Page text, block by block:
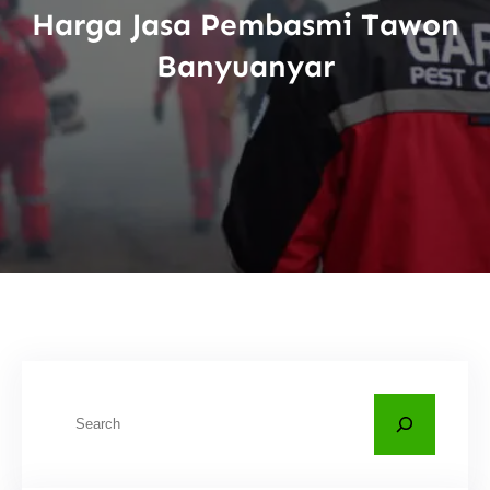
Harga Jasa Pembasmi Tawon
Banyuanyar